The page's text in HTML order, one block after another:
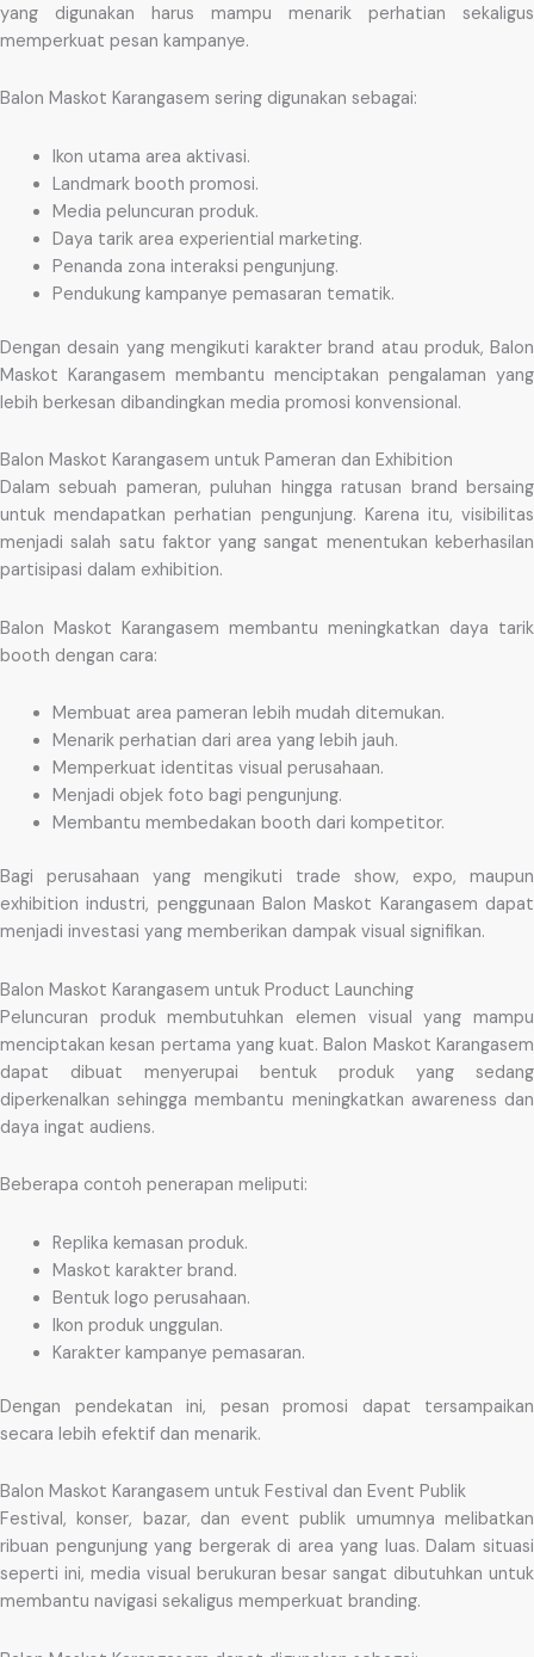
yang digunakan harus mampu menarik perhatian sekaligus
memperkuat pesan kampanye.
Balon Maskot Karangasem sering digunakan sebagai:
Ikon utama area aktivasi.
Landmark booth promosi.
Media peluncuran produk.
Daya tarik area experiential marketing.
Penanda zona interaksi pengunjung.
Pendukung kampanye pemasaran tematik.
Dengan desain yang mengikuti karakter brand atau produk, Balon
Maskot Karangasem membantu menciptakan pengalaman yang
lebih berkesan dibandingkan media promosi konvensional.
Balon Maskot Karangasem untuk Pameran dan Exhibition
Dalam sebuah pameran, puluhan hingga ratusan brand bersaing
untuk mendapatkan perhatian pengunjung. Karena itu, visibilitas
menjadi salah satu faktor yang sangat menentukan keberhasilan
partisipasi dalam exhibition.
Balon Maskot Karangasem membantu meningkatkan daya tarik
booth dengan cara:
Membuat area pameran lebih mudah ditemukan.
Menarik perhatian dari area yang lebih jauh.
Memperkuat identitas visual perusahaan.
Menjadi objek foto bagi pengunjung.
Membantu membedakan booth dari kompetitor.
Bagi perusahaan yang mengikuti trade show, expo, maupun
exhibition industri, penggunaan Balon Maskot Karangasem dapat
menjadi investasi yang memberikan dampak visual signifikan.
Balon Maskot Karangasem untuk Product Launching
Peluncuran produk membutuhkan elemen visual yang mampu
menciptakan kesan pertama yang kuat. Balon Maskot Karangasem
dapat dibuat menyerupai bentuk produk yang sedang
diperkenalkan sehingga membantu meningkatkan awareness dan
daya ingat audiens.
Beberapa contoh penerapan meliputi:
Replika kemasan produk.
Maskot karakter brand.
Bentuk logo perusahaan.
Ikon produk unggulan.
Karakter kampanye pemasaran.
Dengan pendekatan ini, pesan promosi dapat tersampaikan
secara lebih efektif dan menarik.
Balon Maskot Karangasem untuk Festival dan Event Publik
Festival, konser, bazar, dan event publik umumnya melibatkan
ribuan pengunjung yang bergerak di area yang luas. Dalam situasi
seperti ini, media visual berukuran besar sangat dibutuhkan untuk
membantu navigasi sekaligus memperkuat branding.